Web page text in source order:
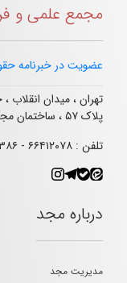
مجمع علمی و
عضویت در خبرنامه
تهران ، میدان انقلاب
پلاک ۵۷ ، ساختمان مجد
تلفن : ۶۶۴۱۲۰۷۸ - ۶۶۹۶۳۳۸۶ - ۰۲۱۶۶۴۹۵۰۳۴
درباره مجد
مدیریت مجد